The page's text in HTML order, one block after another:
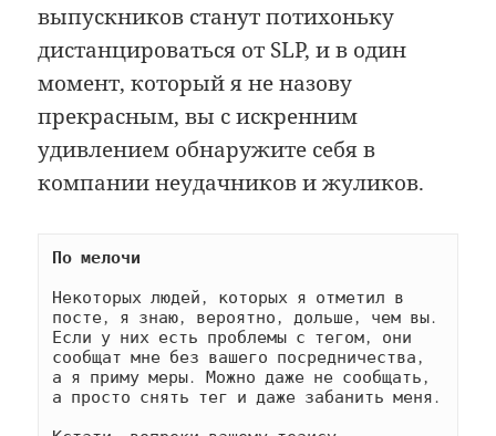
выпускников станут потихоньку
дистанцироваться от SLP, и в один
момент, который я не назову
прекрасным, вы с искренним
удивлением обнаружите себя в
компании неудачников и жуликов.
По мелочи
Некоторых людей, которых я отметил в
посте, я знаю, вероятно, дольше, чем вы.
Если у них есть проблемы с тегом, они
сообщат мне без вашего посредничества,
а я приму меры. Можно даже не сообщать,
а просто снять тег и даже забанить меня.